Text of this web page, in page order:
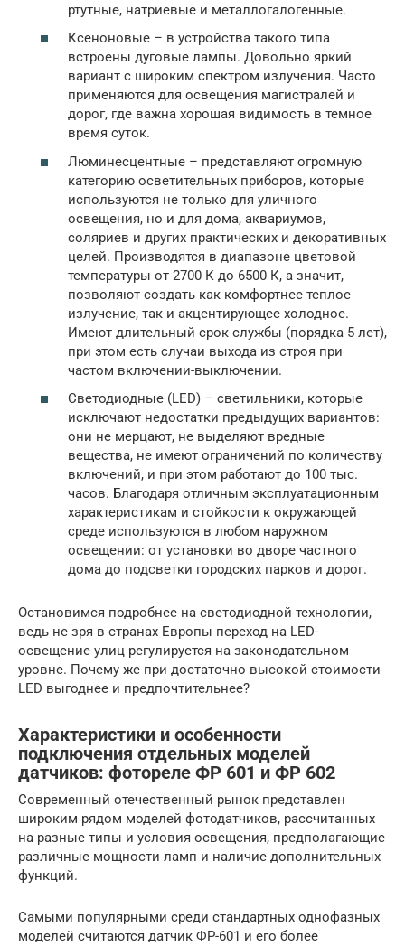
ртутные, натриевые и металлогалогенные.
Ксеноновые – в устройства такого типа
встроены дуговые лампы. Довольно яркий
вариант с широким спектром излучения. Часто
применяются для освещения магистралей и
дорог, где важна хорошая видимость в темное
время суток.
Люминесцентные – представляют огромную
категорию осветительных приборов, которые
используются не только для уличного
освещения, но и для дома, аквариумов,
соляриев и других практических и декоративных
целей. Производятся в диапазоне цветовой
температуры от 2700 К до 6500 К, а значит,
позволяют создать как комфортнее теплое
излучение, так и акцентирующее холодное.
Имеют длительный срок службы (порядка 5 лет),
при этом есть случаи выхода из строя при
частом включении-выключении.
Светодиодные (LED) – светильники, которые
исключают недостатки предыдущих вариантов:
они не мерцают, не выделяют вредные
вещества, не имеют ограничений по количеству
включений, и при этом работают до 100 тыс.
часов. Благодаря отличным эксплуатационным
характеристикам и стойкости к окружающей
среде используются в любом наружном
освещении: от установки во дворе частного
дома до подсветки городских парков и дорог.
Остановимся подробнее на светодиодной технологии,
ведь не зря в странах Европы переход на LED-
освещение улиц регулируется на законодательном
уровне. Почему же при достаточно высокой стоимости
LED выгоднее и предпочтительнее?
Характеристики и особенности
подключения отдельных моделей
датчиков: фотореле ФР 601 и ФР 602
Современный отечественный рынок представлен
широким рядом моделей фотодатчиков, рассчитанных
на разные типы и условия освещения, предполагающие
различные мощности ламп и наличие дополнительных
функций.
Самыми популярными среди стандартных однофазных
моделей считаются датчик ФР-601 и его более